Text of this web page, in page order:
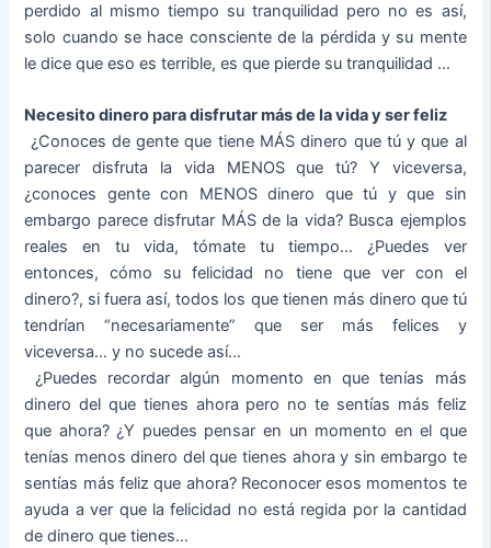
perdido al mismo tiempo su tranquilidad pero no es así,
solo cuando se hace consciente de la pérdida y su mente
le dice que eso es terrible, es que pierde su tranquilidad …
Necesito dinero para disfrutar más de la vida y ser feliz
­ ¿Conoces de gente que tiene MÁS dinero que tú y que al
parecer disfruta la vida MENOS que tú? Y viceversa,
¿conoces gente con MENOS dinero que tú y que sin
embargo parece disfrutar MÁS de la vida? Busca ejemplos
reales en tu vida, tómate tu tiempo… ¿Puedes ver
entonces, cómo su felicidad no tiene que ver con el
dinero?, si fuera así, todos los que tienen más dinero que tú
tendrían “necesariamente” que ser más felices y
viceversa… y no sucede así…
­ ¿Puedes recordar algún momento en que tenías más
dinero del que tienes ahora pero no te sentías más feliz
que ahora? ¿Y puedes pensar en un momento en el que
tenías menos dinero del que tienes ahora y sin embargo te
sentías más feliz que ahora? Reconocer esos momentos te
ayuda a ver que la felicidad no está regida por la cantidad
de dinero que tienes…